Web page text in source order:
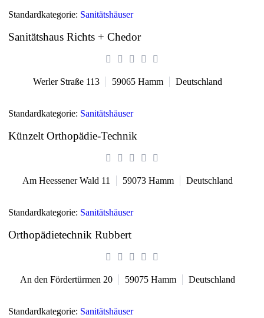
Standardkategorie: Sanitätshäuser
Sanitätshaus Richts + Chedor
Werler Straße 113 59065 Hamm Deutschland
Standardkategorie: Sanitätshäuser
Künzelt Orthopädie-Technik
Am Heessener Wald 11 59073 Hamm Deutschland
Standardkategorie: Sanitätshäuser
Orthopädietechnik Rubbert
An den Fördertürmen 20 59075 Hamm Deutschland
Standardkategorie: Sanitätshäuser